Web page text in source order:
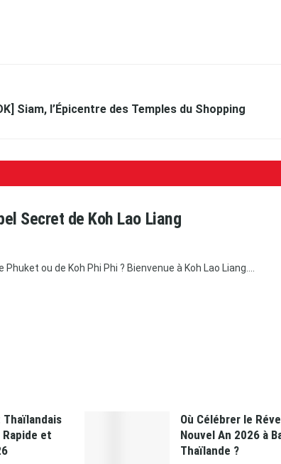
Siam, l’Épicentre des Temples du Shopping
Secret de Koh Lao Liang
ou de Koh Phi Phi ? Bienvenue à Koh Lao Liang....
Rapide et
Où Célébrer le
Nouvel An 2026 à
Thaïlande ?